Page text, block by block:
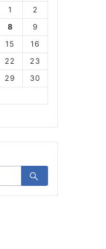
1
2
8
9
15
16
22
23
29
30